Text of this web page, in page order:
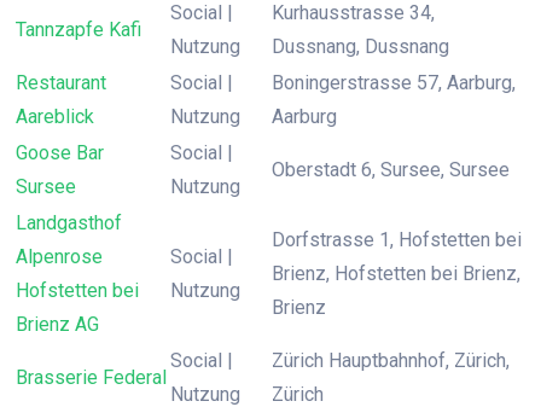
Tannzapfe Kafi
Social |
Nutzung
Kurhausstrasse 34,
Dussnang, Dussnang
Restaurant
Aareblick
Social |
Nutzung
Boningerstrasse 57, Aarburg,
Aarburg
Goose Bar
Sursee
Social |
Nutzung
Oberstadt 6, Sursee, Sursee
Landgasthof
Alpenrose
Hofstetten bei
Brienz AG
Social |
Nutzung
Dorfstrasse 1, Hofstetten bei
Brienz, Hofstetten bei Brienz,
Brienz
Brasserie Federal
Social |
Nutzung
Zürich Hauptbahnhof, Zürich,
Zürich